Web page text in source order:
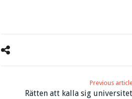
Previous
Rätten att kalla sig